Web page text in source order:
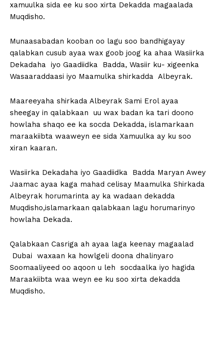
xamuulka sida ee ku soo xirta Dekadda magaalada
Muqdisho.
Munaasabadan kooban oo lagu soo bandhigayay
qalabkan cusub ayaa wax goob joog ka ahaa Wasiirka
Dekadaha iyo Gaadiidka Badda, Wasiir ku- xigeenka
Wasaaraddaasi iyo Maamulka shirkadda Albeyrak.
Maareeyaha shirkada Albeyrak Sami Erol ayaa
sheegay in qalabkaan uu wax badan ka tari doono
howlaha shaqo ee ka socda Dekadda, islamarkaan
maraakiibta waaweyn ee sida Xamuulka ay ku soo
xiran kaaran.
Wasiirka Dekadaha iyo Gaadiidka Badda Maryan Awey
Jaamac ayaa kaga mahad celisay Maamulka Shirkada
Albeyrak horumarinta ay ka wadaan dekadda
Muqdisho,islamarkaan qalabkaan lagu horumarinyo
howlaha Dekada.
Qalabkaan Casriga ah ayaa laga keenay magaalad
Dubai waxaan ka howlgeli doona dhalinyaro
Soomaaliyeed oo aqoon u leh socdaalka iyo hagida
Maraakiibta waa weyn ee ku soo xirta dekadda
Muqdisho.